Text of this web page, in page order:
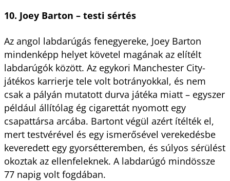
10. Joey Barton – testi sértés
Az angol labdarúgás fenegyereke, Joey Barton
mindenképp helyet követel magának az elítélt
labdarúgók között. Az egykori Manchester City-
játékos karrierje tele volt botrányokkal, és nem
csak a pályán mutatott durva játéka miatt – egyszer
például állítólag ég cigarettát nyomott egy
csapattársa arcába. Bartont végül azért ítélték el,
mert testvérével és egy ismerősével verekedésbe
keveredett egy gyorsétteremben, és súlyos sérülést
okoztak az ellenfeleknek. A labdarúgó mindössze
77 napig volt fogdában.